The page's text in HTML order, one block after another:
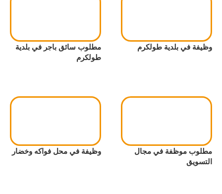
وظيفة في بلدية طولكرم
مطلوب سائق باجر في بلدية
طولكرم
مطلوب موظفة في مجال
التسويق
وظيفة في محل فواكه وخضار